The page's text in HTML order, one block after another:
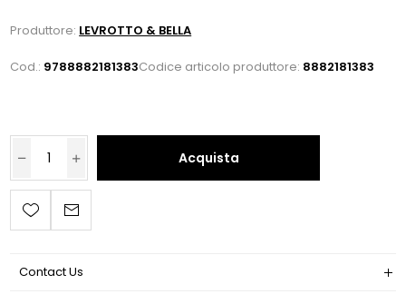
Produttore: LEVROTTO & BELLA
Cod.: 9788882181383Codice articolo produttore: 8882181383
Acquista
Contact Us